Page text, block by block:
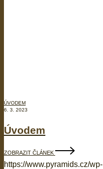
ÚVODEM
6. 3. 2023
Úvodem
ZOBRAZIT ČLÁNEK
https://www.pyramids.cz/wp-